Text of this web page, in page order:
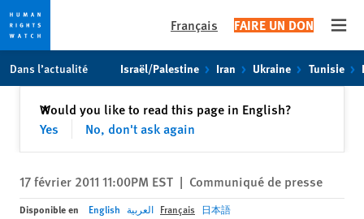
toto
content
Français FAIRE UN DON
Dans l’actualité Israël/Palestine Iran Ukraine Tunisie
Would you like to read this page in English?
Yes
No, don't ask again
✕Fermer
17 février 2011 11:00PM EST | Communiqué de presse
Disponible en English العربية Français 日本語